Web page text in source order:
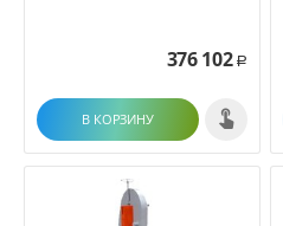
376 102 Р
В КОРЗИНУ